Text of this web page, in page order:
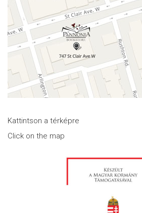
Kattintson a térképre
Click on the map